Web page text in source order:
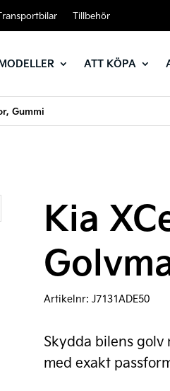
Tillbehör
ATT KÖPA
Gummi
Kia
Artikelnr:J7131ADE50
Skydda bilens
med exakt